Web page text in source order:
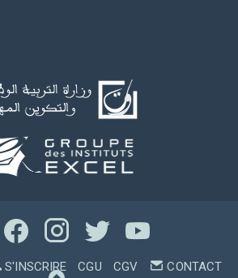
S'INSCRIRE CGU CGV CONTACT